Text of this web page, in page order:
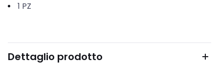
1 PZ
Dettaglio prodotto